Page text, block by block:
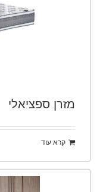
מזרן ספציאלי
קרא עוד